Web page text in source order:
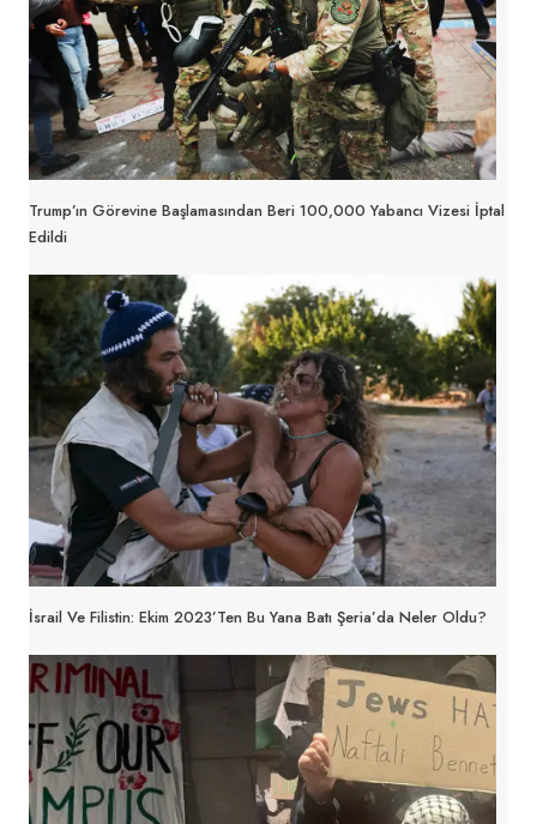
Trump’ın Görevine Başlamasından Beri 100,000 Yabancı Vizesi İptal
Edildi
İsrail Ve Filistin: Ekim 2023’ten Bu Yana Batı Şeria’da Neler Oldu?